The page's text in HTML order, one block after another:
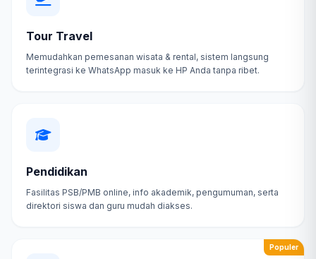
Tour Travel
Memudahkan pemesanan wisata & rental, sistem langsung
terintegrasi ke WhatsApp masuk ke HP Anda tanpa ribet.
Pendidikan
Fasilitas PSB/PMB online, info akademik, pengumuman, serta
direktori siswa dan guru mudah diakses.
Populer